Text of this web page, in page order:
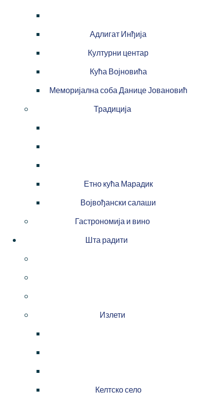
Адлигат Инђија
Културни центар
Кућа Војновића
Меморијална соба Данице Јовановић
Традиција
Етно кућа Марадик
Војвођански салаши
Гастрономија и вино
Шта радити
Излети
Келтско село